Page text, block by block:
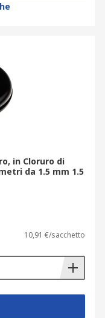
in Cloruro di
da 1.5 mm 1.5
10,91 €/sacchetto